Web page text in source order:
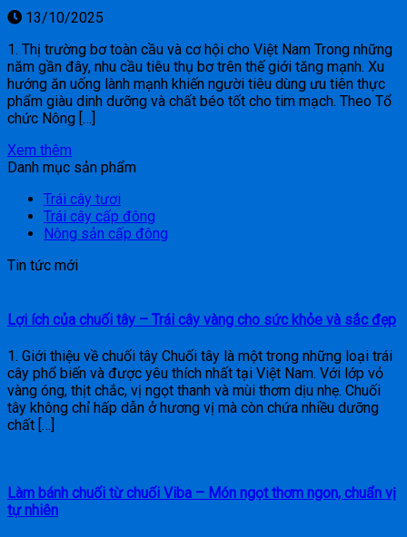
13/10/2025
1. Thị trường bơ toàn cầu và cơ hội cho Việt Nam Trong những
năm gần đây, nhu cầu tiêu thụ bơ trên thế giới tăng mạnh. Xu
hướng ăn uống lành mạnh khiến người tiêu dùng ưu tiên thực
phẩm giàu dinh dưỡng và chất béo tốt cho tim mạch. Theo Tổ
chức Nông […]
Xem thêm
Danh mục sản phẩm
Trái cây tươi
Trái cây cấp đông
Nông sản cấp đông
Tin tức mới
Lợi ích của chuối tây – Trái cây vàng cho sức khỏe và sắc đẹp
1. Giới thiệu về chuối tây Chuối tây là một trong những loại trái
cây phổ biến và được yêu thích nhất tại Việt Nam. Với lớp vỏ
vàng óng, thịt chắc, vị ngọt thanh và mùi thơm dịu nhẹ. Chuối
tây không chỉ hấp dẫn ở hương vị mà còn chứa nhiều dưỡng
chất […]
Làm bánh chuối từ chuối Viba – Món ngọt thơm ngon, chuẩn vị
tự nhiên